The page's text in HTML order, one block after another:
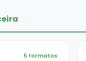
5 formatos